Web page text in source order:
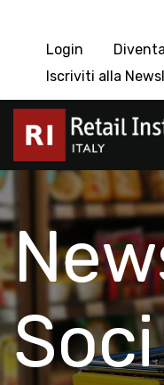
Login
Iscriviti alla
Soci